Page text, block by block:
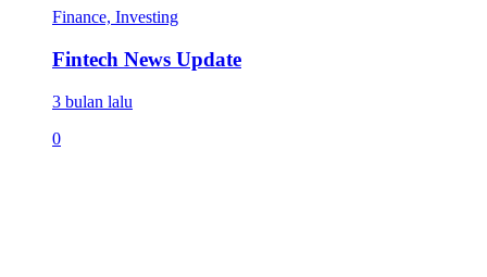
Finance, Investing
Fintech News Update
3 bulan lalu
0